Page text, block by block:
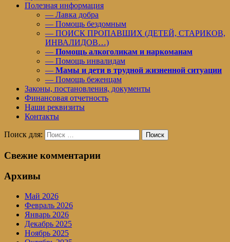
Полезная информация
— Лавка добра
— Помощь бездомным
— ПОИСК ПРОПАВШИХ (ДЕТЕЙ, СТАРИКОВ,
ИНВАЛИДОВ…)
— Помощь алкоголикам и наркоманам
— Помощь инвалидам
— Мамы и дети в трудной жизненной ситуации
— Помощь беженцам
Законы, постановления, документы
Финансовая отчетность
Наши реквизиты
Контакты
Поиск для: Поиск
Свежие комментарии
Архивы
Май 2026
Февраль 2026
Январь 2026
Декабрь 2025
Ноябрь 2025